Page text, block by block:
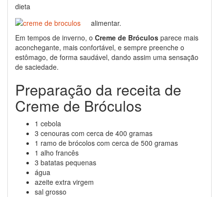
dieta
alimentar.
Em tempos de inverno, o Creme de Bróculos parece mais
aconchegante, mais confortável, e sempre preenche o
estômago, de forma saudável, dando assim uma sensação
de saciedade.
Preparação da receita de
Creme de Bróculos
1 cebola
3 cenouras com cerca de 400 gramas
1 ramo de brócolos com cerca de 500 gramas
1 alho francês
3 batatas pequenas
água
azeite extra virgem
sal grosso